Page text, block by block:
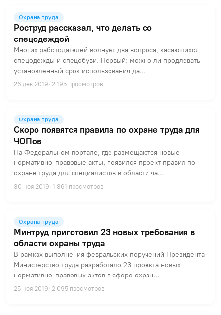
Охрана труда
Роструд рассказал, что делать со
спецодеждой
Многих работодателей волнует два вопроса, касающихся
спецодежды и спецобуви. Первый: можно ли продлевать
установленный срок использования да...
26 дек 2019· 2 195 просмотров
Охрана труда
Скоро появятся правила по охране труда для
ЧОПов
На Федеральном портале, где размещаются новые
нормативно-правовые акты, появился проект правил по
охране труда для специалистов в области ча...
30 ноя 2019· 1 861 просмотров
Охрана труда
Минтруд приготовил 23 новых требования в
области охраны труда
В рамках выполнения февральских поручений Президента
Министерство труда разработало 23 проекта новых
нормативно-правовых актов в сфере охран...
25 ноя 2019· 2 095 просмотров